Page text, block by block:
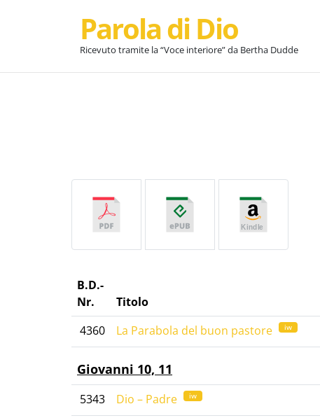
Parola di Dio
Ricevuto tramite la “Voce interiore” da Bertha Dudde
B.D.-
Nr.
Titolo
4360
La Parabola del buon pastore iw
Giovanni 10, 11
5343 Dio – Padre iw